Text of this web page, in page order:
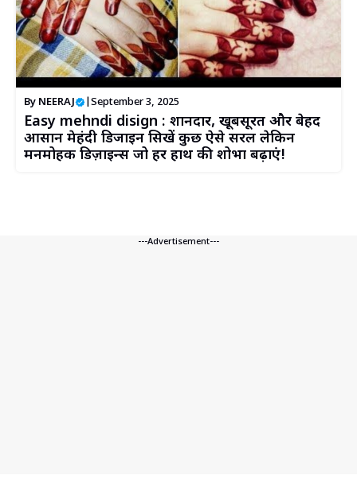
By NEERAJ September 3, 2025
Easy mehndi disign : शानदार, खूबसूरत और बेहद
आसान मेहंदी डिजाइन सिखें कुछ ऐसे सरल लेकिन
मनमोहक डिज़ाइन्स जो हर हाथ की शोभा बढ़ाएं!
---Advertisement---